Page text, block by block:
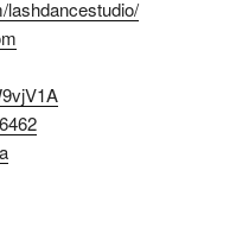
lashdancestudio/